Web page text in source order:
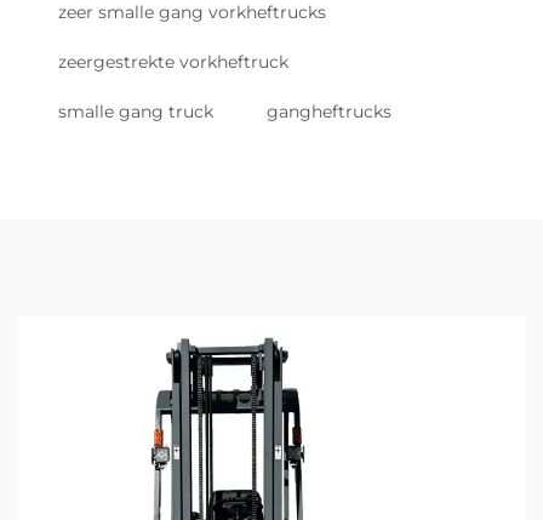
zeer smalle gang vorkheftrucks
zeergestrekte vorkheftruck
smalle gang truck gangheftrucks